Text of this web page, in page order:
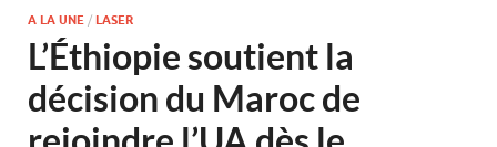
A LA UNE / LASER
L’Éthiopie soutient la
décision du Maroc de